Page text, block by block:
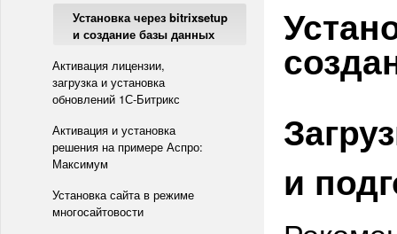
Установка через bitrixsetup
и создание базы данных
Активация лицензии,
загрузка и установка
обновлений 1С-Битрикс
Активация и установка
решения на примере Аспро:
Максимум
Установка сайта в режиме
многосайтовости
и